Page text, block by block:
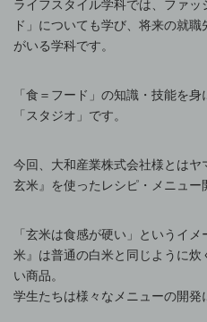
ライフスタイル学科では、ファ
ド」についても学び、将来の就
がいる学科です。
「食＝フード」の知識・技能を
「スタジオ」です。
今回、大和産業株式会社様とは
玄米』を使ったレシピ・メニュー
「玄米は食感が硬い」というイ
米』は普通の白米と同じように
い商品。
学生たちは様々なメニューの開発